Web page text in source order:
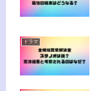
ドラマ